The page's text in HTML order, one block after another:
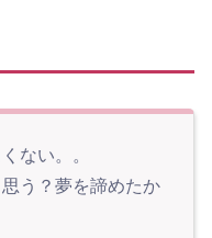
ない。。
う？夢を諦めたか